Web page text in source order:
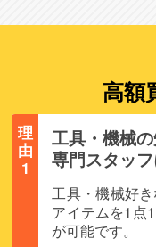
高額
理
由
1
工具・機械
専門スタッ
工具・機械好
アイテムを1点
が可能です。